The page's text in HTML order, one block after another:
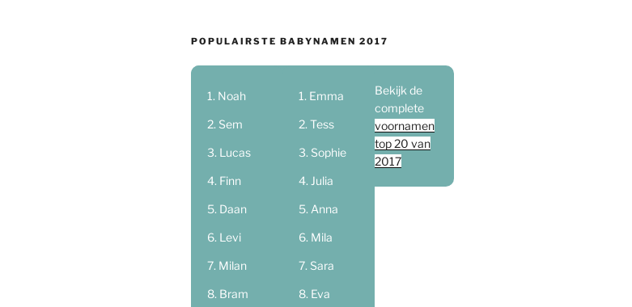
POPULAIRSTE BABYNAMEN 2017
Noah
Sem
Lucas
Finn
Daan
Levi
Milan
Bram
Emma
Tess
Sophie
Julia
Anna
Mila
Sara
Eva
Bekijk de
complete
voornamen
top 20 van
2017